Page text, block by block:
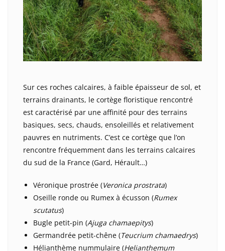
Sur ces roches calcaires, à faible épaisseur de sol, et
terrains drainants, le cortège floristique rencontré
est caractérisé par une affinité pour des terrains
basiques, secs, chauds, ensoleillés et relativement
pauvres en nutriments. C’est ce cortège que l’on
rencontre fréquemment dans les terrains calcaires
du sud de la France (Gard, Hérault…)
Véronique prostrée (Veronica prostrata)
Oseille ronde ou Rumex à écusson (Rumex
scutatus)
Bugle petit-pin (Ajuga chamaepitys)
Germandrée petit-chêne (Teucrium chamaedrys)
Hélianthème nummulaire (Helianthemum